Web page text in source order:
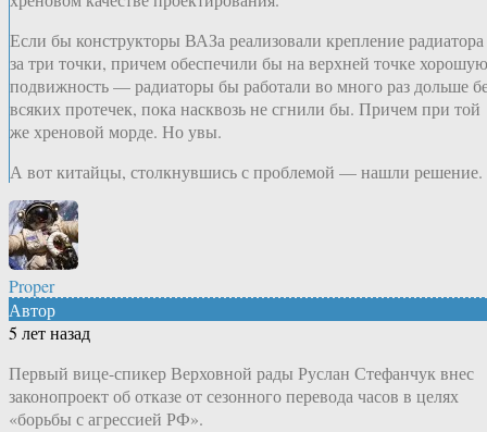
Если бы конструкторы ВАЗа реализовали крепление радиатора
за три точки, причем обеспечили бы на верхней точке хорошую
подвижность — радиаторы бы работали во много раз дольше
всяких протечек, пока насквозь не сгнили бы. Причем при той
же хреновой морде. Но увы.
А вот китайцы, столкнувшись с проблемой — нашли решение.
Proper
Автор
5 лет назад
Первый вице-спикер Верховной рады Руслан Стефанчук внес
законопроект об отказе от сезонного перевода часов в целях
«борьбы с агрессией РФ».